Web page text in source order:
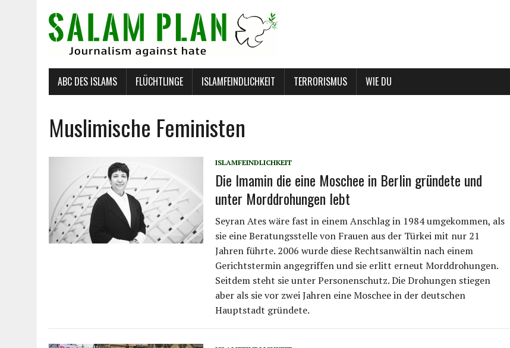
ABC DES ISLAMS FLÜCHTLINGE ISLAMFEINDLICHKEIT TERRORISMUS WIE DU
Muslimische Feministen
ISLAMFEINDLICHKEIT
Die Imamin die eine Moschee in Berlin gründete und
unter Morddrohungen lebt
Seyran Ates wäre fast in einem Anschlag in 1984 umgekommen, als
sie eine Beratungsstelle von Frauen aus der Türkei mit nur 21
Jahren führte. 2006 wurde diese Rechtsanwältin nach einem
Gerichtstermin angegriffen und sie erlitt erneut Morddrohungen.
Seitdem steht sie unter Personenschutz. Die Drohungen stiegen
aber als sie vor zwei Jahren eine Moschee in der deutschen
Hauptstadt gründete.